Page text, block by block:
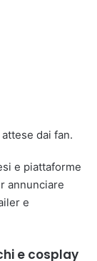
dai fan.
e piattaforme
annunciare
e
e cosplay